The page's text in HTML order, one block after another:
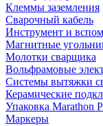
Клеммы заземления
Сварочный кабель
Инструмент и
Магнитные
Молотки сварщика
Вольфрамовые
Системы вытяжки
Керамические
Упаковка Marathon
Маркеры